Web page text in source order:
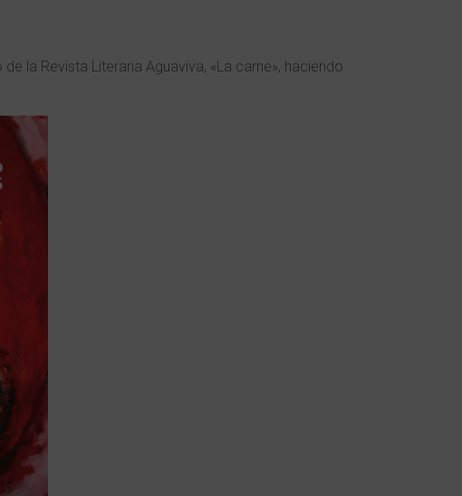
la Revista Literaria Aguaviva, «La carne», haciendo